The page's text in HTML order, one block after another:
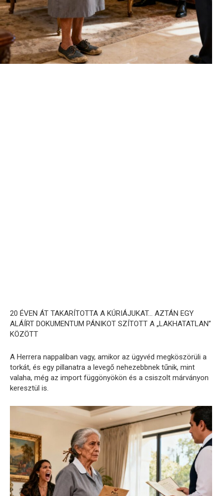
20 ÉVEN ÁT TAKARÍTOTTA A KÚRIÁJUKAT… AZTÁN EGY
ALÁÍRT DOKUMENTUM PÁNIKOT SZÍTOTT A „LAKHATATLAN”
KÖZÖTT
A Herrera nappaliban vagy, amikor az ügyvéd megköszörüli a
torkát, és egy pillanatra a levegő nehezebbnek tűnik, mint
valaha, még az import függönyökön és a csiszolt márványon
keresztül is.